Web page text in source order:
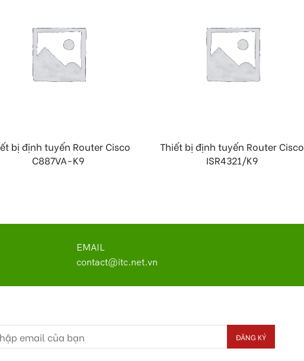
bị định tuyến Router Cisco
C887VA-K9
Thiết bị định tuyến Router Cisco
ISR4321/K9
EMAIL
contact@itc.net.vn